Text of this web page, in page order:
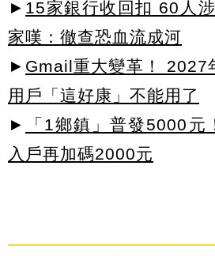
► 15家銀行收回扣 60人
家嘆：徹查恐血流成河
► Gmail重大變革！ 2027
用戶「這好康」不能用了
►
「1鄉鎮」普發5000
入戶再加碼2000元